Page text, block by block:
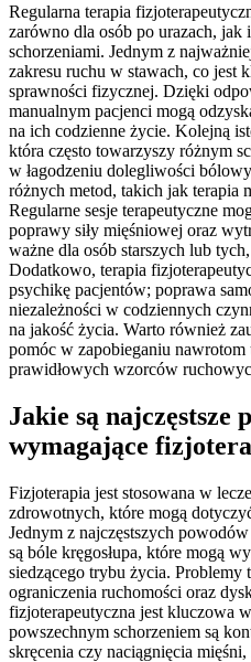
Regularna terapia
zarówno dla osób po urazach, jak
schorzeniami. Jednym z
zakresu ruchu w stawach, co jest
sprawności fizycznej. Dzięki
manualnym pacjenci mogą
na ich codzienne życie. Kolejną
która często towarzyszy różnym
w łagodzeniu dolegliwości
różnych metod, takich jak terapia
Regularne sesje terapeutyczne
poprawy siły mięśniowej oraz
ważne dla osób starszych lub
Dodatkowo, terapia
psychikę pacjentów; poprawa
niezależności w codziennych
na jakość życia. Warto również
pomóc w zapobieganiu nawrotom
prawidłowych wzorców
Jakie są najczęstsze
wymagające
Fizjoterapia jest stosowana w
zdrowotnych, które mogą
Jednym z najczęstszych
są bóle kręgosłupa, które mogą
siedzącego trybu życia. Problemy
ograniczenia ruchomości oraz
fizjoterapeutyczna jest kluczowa
powszechnym schorzeniem są
skręcenia czy naciągnięcia